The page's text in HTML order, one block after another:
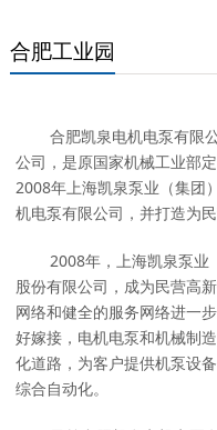
合肥工业园
合肥凯泉电机电泵有限
公司，是原国家机械工业部
2008年上海凯泉泵业（集团
机电泵有限公司，并打造为民
2008年，上海凯泉泵业
股份有限公司，成为民营高
网络和健全的服务网络进一
好嫁接，电机电泵和机械制
化道路，为客户提供机泵设
综合自动化。